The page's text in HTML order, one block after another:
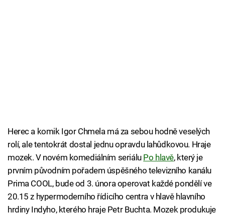
Herec a komik Igor Chmela má za sebou hodně veselých
rolí, ale tentokrát dostal jednu opravdu lahůdkovou. Hraje
mozek. V novém komediálním seriálu Po hlavě, který je
prvním původním pořadem úspěšného televizního kanálu
Prima COOL, bude od 3. února operovat každé pondělí ve
20.15 z hypermoderního řídicího centra v hlavě hlavního
hrdiny Indyho, kterého hraje Petr Buchta. Mozek produkuje